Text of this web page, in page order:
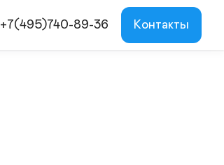
+7(495)740-89-36 Контакты